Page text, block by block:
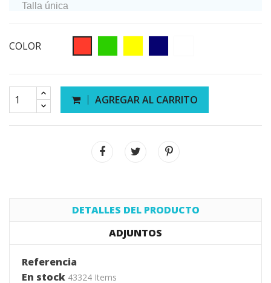
Talla única
COLOR
AGREGAR AL CARRITO
DETALLES DEL PRODUCTO
ADJUNTOS
Referencia
En stock 43324 Items